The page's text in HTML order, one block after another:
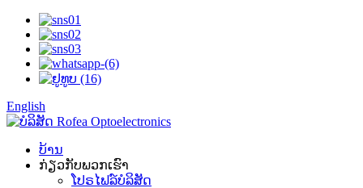
English
ບ້ານ
ກ່ຽວກັບພວກເຮົາ
ໂປຣໄຟລ໌ບໍລິສັດ